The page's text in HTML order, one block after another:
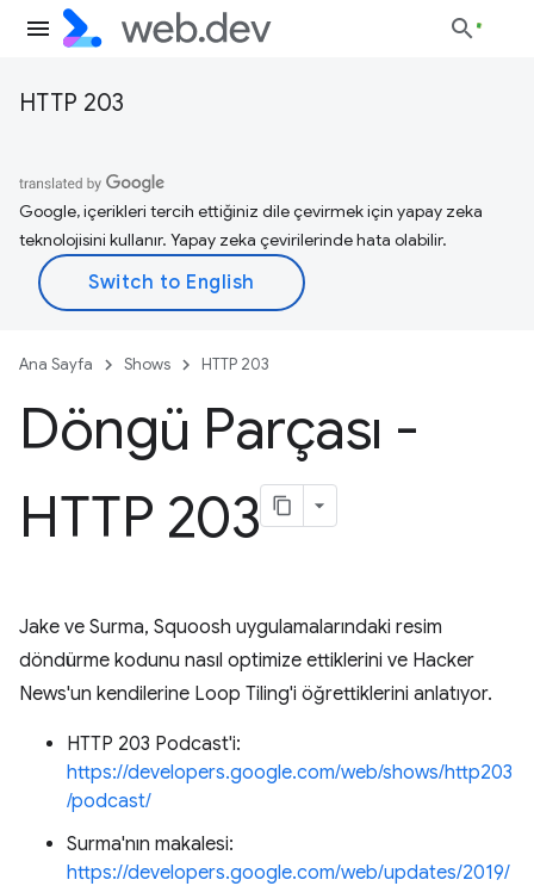
HTTP 203
Google, içerikleri tercih ettiğiniz dile çevirmek için yapay zeka
teknolojisini kullanır. Yapay zeka çevirilerinde hata olabilir.
Ana Sayfa Shows HTTP 203
Döngü Parçası -
HTTP 203
Jake ve Surma, Squoosh uygulamalarındaki resim
döndürme kodunu nasıl optimize ettiklerini ve Hacker
News'un kendilerine Loop Tiling'i öğrettiklerini anlatıyor.
HTTP 203 Podcast'i:
https://developers.google.com/web/shows/http203
/podcast/
Surma'nın makalesi:
https://developers.google.com/web/updates/2019/